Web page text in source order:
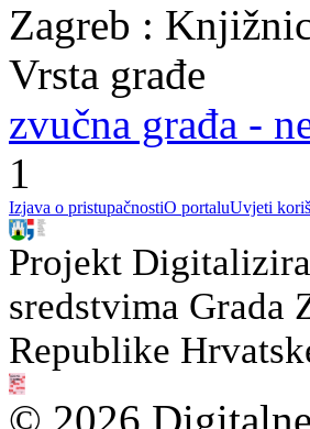
Zagreb :
Vrsta građe
zvučna građa -
1
Izjava o pristupačnostiO portaluUvjeti
Projekt
sredstvima Grada
Republike